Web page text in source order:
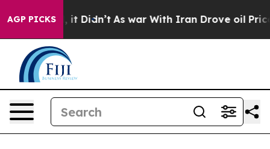
AGP PICKS
Well, it Didn’t As war With Iran Drove oil Prices